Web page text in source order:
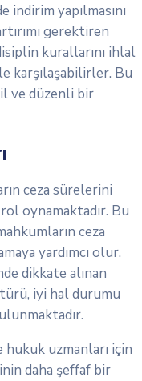
indirim yapılmasını
gerektiren
kurallarını ihlal
karşılaşabilirler. Bu
ve düzenli bir
ceza sürelerini
oynamaktadır. Bu
ceza
yardımcı olur.
dikkate alınan
iyi hal durumu
uzmanları için
daha şeffaf bir